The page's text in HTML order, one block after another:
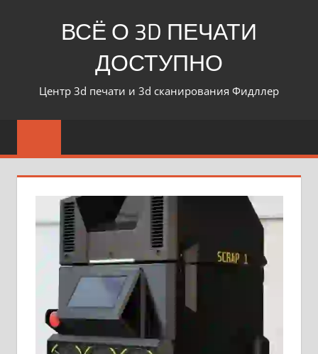
ВСЁ О 3D ПЕЧАТИ
ДОСТУПНО
Центр 3d печати и 3d сканирования Фидллер